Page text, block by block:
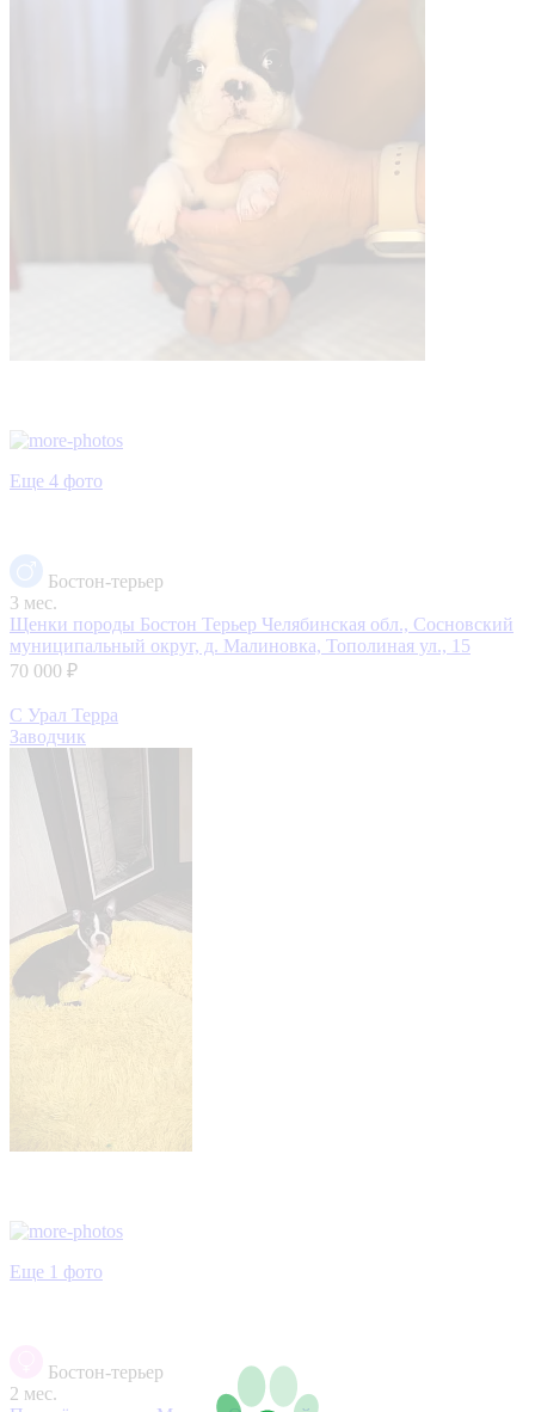
Еще 4 фото
Бостон-терьер
3 мес.
Щенки породы Бостон Терьер Челябинская обл., Сосновский
муниципальный округ, д. Малиновка, Тополиная ул., 15
70 000 ₽
С Урал Терра
Заводчик
Еще 1 фото
Бостон-терьер
2 мес.